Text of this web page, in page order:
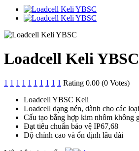
Loadcell Keli YBSC
1 1 1 1 1 1 1 1 1 1 Rating 0.00 (0 Votes)
Loadcell YBSC Keli
Loadcell dạng nén, dành cho các
Cấu tạo bằng hợp kim nhôm không
Đạt tiêu chuẩn bảo vệ IP67,68
Độ chính cao và ổn định lâu dài